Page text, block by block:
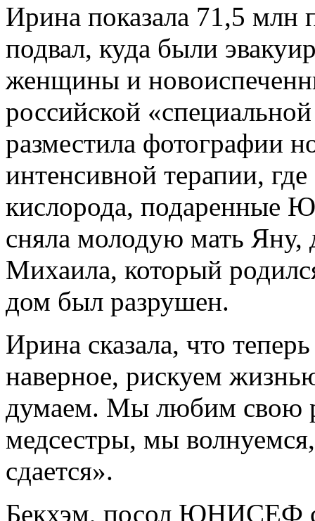
Ирина показала 71,5 млн
подвал, куда были
женщины и
российской
разместила фотографии
интенсивной терапии,
кислорода,
сняла молодую мать
Михаила, который
дом был разрушен.
Ирина сказала, что
наверное, рискуем
думаем. Мы любим свою
медсестры, мы
сдается».
Бекхэм, посол ЮНИСЕФ с